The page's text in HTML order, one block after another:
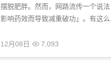
摆脱肥胖。然而，网路流传一个说
影响药效而导致减重破功」。有这么
12月08日 7,093